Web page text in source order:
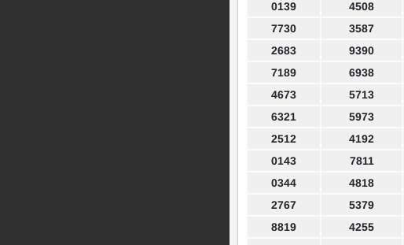
0139
4508
7730
3587
2683
9390
7189
6938
4673
5713
6321
5973
2512
4192
0143
7811
0344
4818
2767
5379
8819
4255